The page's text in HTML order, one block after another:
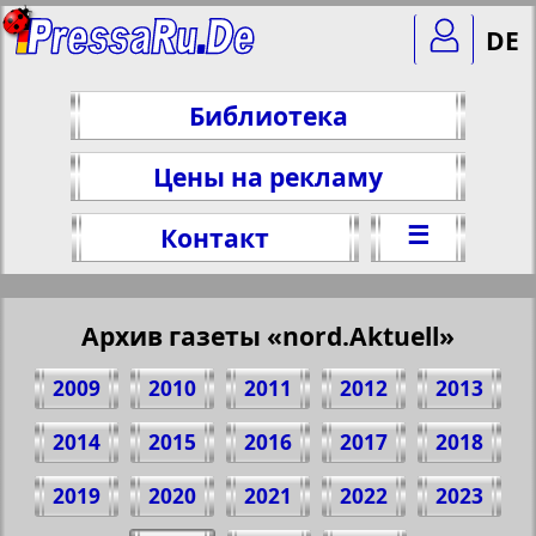
Библиотека
Цены на рекламу
Контакт
☰
DE
Архив газеты «nord.Aktuell»
2009 2010 2011 2012
2013
2014
2015 2016 2017
2018
2019
2020 2021 2022
2023
Поделитесь 1 стр. газеты "nord.Aktuell",